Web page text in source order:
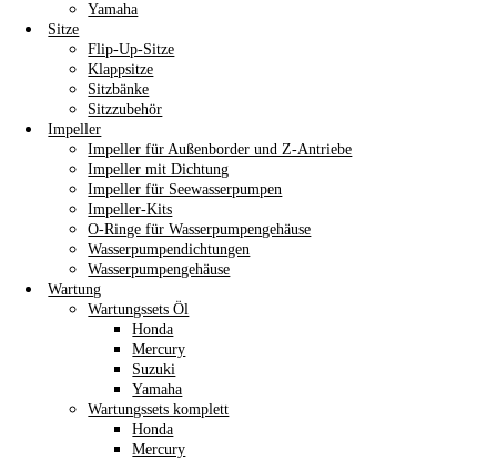
Yamaha
Sitze
Flip-Up-Sitze
Klappsitze
Sitzbänke
Sitzzubehör
Impeller
Impeller für Außenborder und Z-Antriebe
Impeller mit Dichtung
Impeller für Seewasserpumpen
Impeller-Kits
O-Ringe für Wasserpumpengehäuse
Wasserpumpendichtungen
Wasserpumpengehäuse
Wartung
Wartungssets Öl
Honda
Mercury
Suzuki
Yamaha
Wartungssets komplett
Honda
Mercury